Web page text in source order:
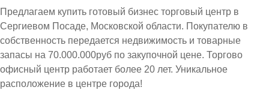
Предлагаем купить готовый бизнес торговый центр в
Сергиевом Посаде, Московской области. Покупателю в
собственность передается недвижимость и товарные
запасы на 70.000.000руб по закупочной цене. Торгово
офисный центр работает более 20 лет. Уникальное
расположение в центре города!